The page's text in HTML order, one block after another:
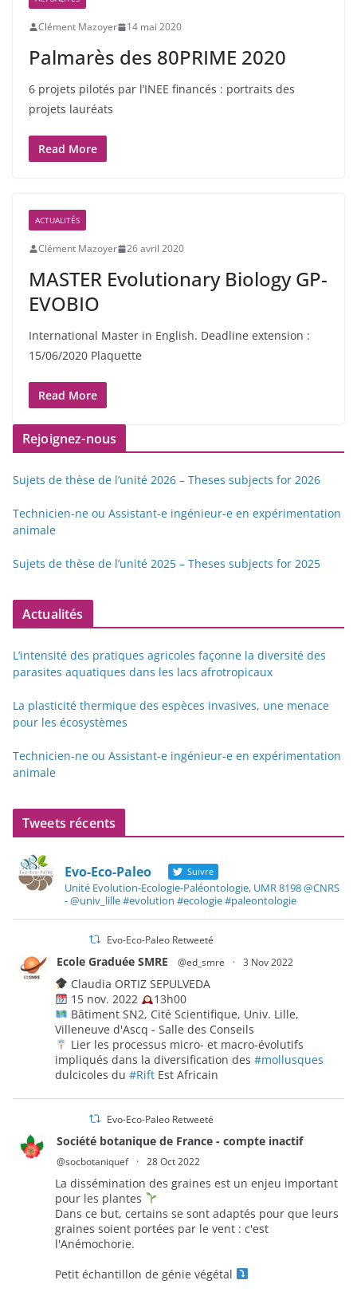
Clément Mazoyer 14 mai 2020
Palmarès des 80PRIME 2020
6 projets pilotés par l’INEE financés : portraits des
projets lauréats
Read More
ACTUALITÉS
Clément Mazoyer 26 avril 2020
MASTER Evolutionary Biology GP-
EVOBIO
International Master in English. Deadline extension :
15/06/2020 Plaquette
Read More
Rejoignez-nous
Sujets de thèse de l’unité 2026 – Theses subjects for 2026
Technicien-ne ou Assistant-e ingénieur-e en expérimentation
animale
Sujets de thèse de l’unité 2025 – Theses subjects for 2025
Actualités
L’intensité des pratiques agricoles façonne la diversité des
parasites aquatiques dans les lacs afrotropicaux
La plasticité thermique des espèces invasives, une menace
pour les écosystèmes
Technicien-ne ou Assistant-e ingénieur-e en expérimentation
animale
Tweets récents
Evo-Eco-Paleo Suivre
Unité Evolution-Ecologie-Paléontologie, UMR 8198 @CNRS
- @univ_lille #evolution #ecologie #paleontologie
Evo-Eco-Paleo Retweeté
Ecole Graduée SMRE @ed_smre · 3 Nov 2022
Claudia ORTIZ SEPULVEDA
15 nov. 2022
13h00
Bâtiment SN2, Cité Scientifique, Univ. Lille,
Villeneuve d'Ascq - Salle des Conseils
Lier les processus micro- et macro-évolutifs
impliqués dans la diversification des #mollusques
dulcicoles du #Rift Est Africain
Evo-Eco-Paleo Retweeté
Société botanique de France - compte inactif
@socbotaniquef · 28 Oct 2022
La dissémination des graines est un enjeu important
pour les plantes
Dans ce but, certains se sont adaptés pour que leurs
graines soient portées par le vent : c'est
l'Anémochorie.
Petit échantillon de génie végétal